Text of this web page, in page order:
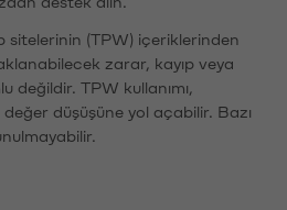
(TPW) içeriklerinden
zarar, kayıp veya
değildir. TPW kullanımı,
değer düşüşüne yol açabilir. Bazı